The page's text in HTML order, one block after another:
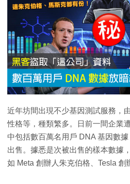
近年坊間出現不少基因測試服務，
性格等，種類繁多。日前一間企業
中包括數百萬名用戶 DNA 基因數
出售。據悉是次被出售的樣本數據
如 Meta 創辦人朱克伯格、Tesla 創